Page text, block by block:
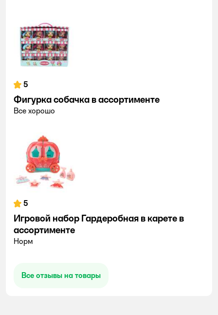
5
Фигурка собачка в ассортименте
Все хорошо
5
Игровой набор Гардеробная в карете в
ассортименте
Норм
Все отзывы на товары